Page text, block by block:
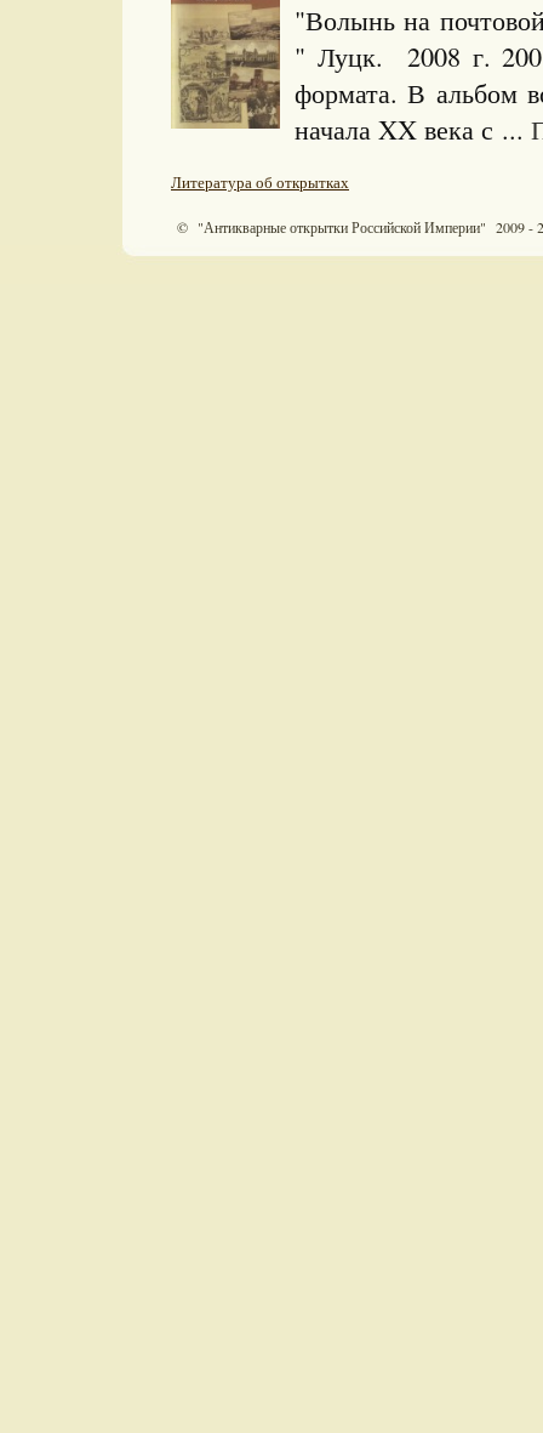
"Волынь на
" Луцк. 2008 г. 200
формата. В альбом
начала XX века с ...
Литература об открытках
© "Антикварные открытки Российской Империи" 2009 -